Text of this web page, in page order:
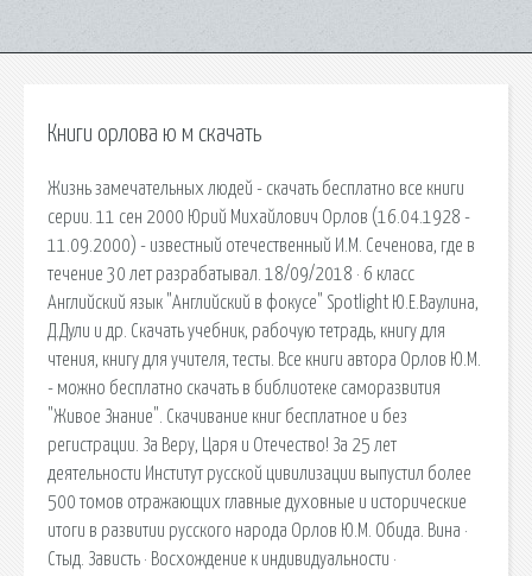
Книги орлова ю м скачать
Жизнь замечательных людей - скачать бесплатно все книги
серии. 11 сен 2000 Юрий Михайлович Орлов (16.04.1928 -
11.09.2000) - известный отечественный И.М. Сеченова, где в
течение 30 лет разрабатывал. 18/09/2018 · 6 класс
Английский язык "Английский в фокусе" Spotlight Ю.Е.Ваулина,
Д.Дули и др. Скачать учебник, рабочую тетрадь, книгу для
чтения, книгу для учителя, тесты. Все книги автора Орлов Ю.М.
- можно бесплатно скачать в библиотеке саморазвития
"Живое Знание". Скачивание книг бесплатное и без
регистрации. За Веру, Царя и Отечество! За 25 лет
деятельности Институт русской цивилизации выпустил более
500 томов отражающих главные духовные и исторические
итоги в развитии русского народа Орлов Ю.М. Обида. Вина ·
Стыд. Зависть · Восхождение к индивидуальности ·